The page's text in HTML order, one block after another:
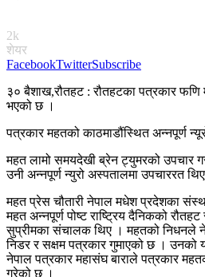
2k
शेयर
FacebookTwitterSubscribe
३० बैशाख,रौतहट : रौतहटका पत्रकार
भएको छ ।
पत्रकार महतको काठमाडौंस्थित अन्नपूर्ण
महत लामो समयदेखी ब्रेन ट्युमरको उपचार
उनी अन्नपूर्ण न्युरो अस्पतालमा उपचाररत
महत प्रेस चौतारी नेपाल मधेश प्रदेशका
महत अन्नपूर्ण पोष्ट राष्ट्रिय दैनिकको
सुप्रीमका संचालक थिए । महतको निधनले
निडर र सक्षम पत्रकार गुमाएको छ । उनको
नेपाल पत्रकार महासंघ बाराले पत्रकार
गरेको छ ।